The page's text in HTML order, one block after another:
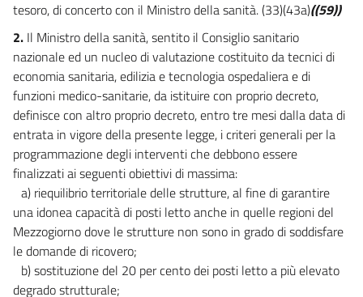
20
CAPO VII
DISPOSIZIONI
IN MATERIA DI OCCUPAZIONE
E PREVIDENZA
21
22
23
CAPO VIII
DISPOSIZIONI DIVERSE
24
25
26
tesoro, di concerto con il Ministro della sanità. (33)(43a)((59))
2. Il Ministro della sanità, sentito il Consiglio sanitario
nazionale ed un nucleo di valutazione costituito da tecnici di
economia sanitaria, edilizia e tecnologia ospedaliera e di
funzioni medico-sanitarie, da istituire con proprio decreto,
definisce con altro proprio decreto, entro tre mesi dalla data di
entrata in vigore della presente legge, i criteri generali per la
programmazione degli interventi che debbono essere
finalizzati ai seguenti obiettivi di massima:
a) riequilibrio territoriale delle strutture, al fine di garantire
una idonea capacità di posti letto anche in quelle regioni del
Mezzogiorno dove le strutture non sono in grado di soddisfare
le domande di ricovero;
b) sostituzione del 20 per cento dei posti letto a più elevato
degrado strutturale;